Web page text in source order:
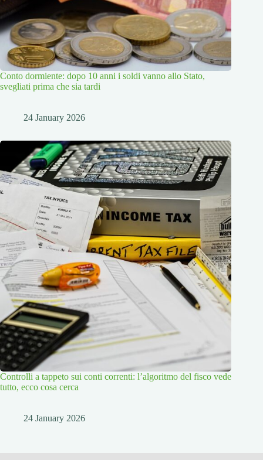
Conto dormiente: dopo 10 anni i soldi vanno allo Stato,
svegliati prima che sia tardi
24 January 2026
Controlli a tappeto sui conti correnti: l’algoritmo del fisco vede
tutto, ecco cosa cerca
24 January 2026